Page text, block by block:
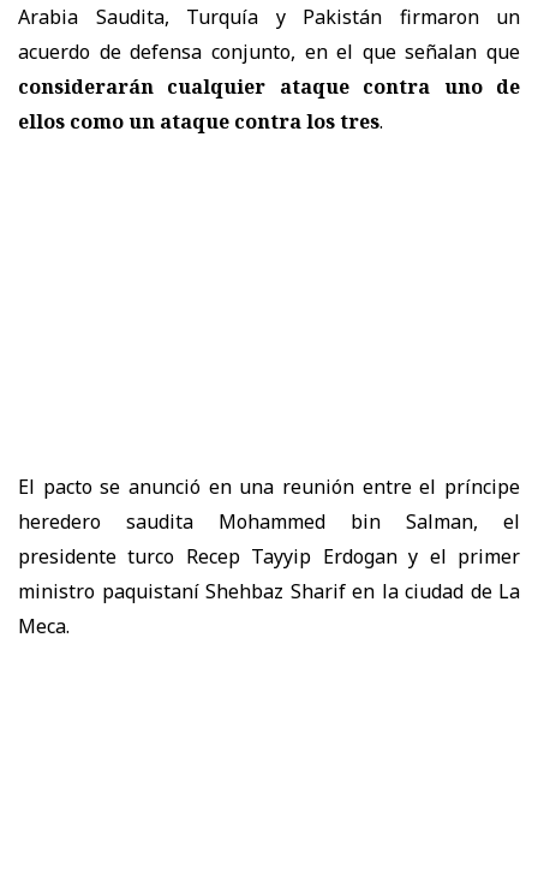
Arabia Saudita, Turquía y Pakistán firmaron un
acuerdo de defensa conjunto, en el que señalan que
considerarán cualquier ataque contra uno de
ellos como un ataque contra los tres.
El pacto se anunció en una reunión entre el príncipe
heredero saudita Mohammed bin Salman, el
presidente turco Recep Tayyip Erdogan y el primer
ministro paquistaní Shehbaz Sharif en la ciudad de La
Meca.